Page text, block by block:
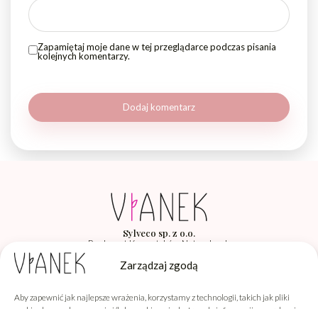
Zarządzaj zgodą
Aby zapewnić jak najlepsze wrażenia, korzystamy z technologii, takich jak pliki
Zapamiętaj moje dane w tej przeglądarce podczas pisania
kolejnych komentarzy.
Sylveco sp. z o.o.
Producent Kosmetyków Naturalnych
Vianek